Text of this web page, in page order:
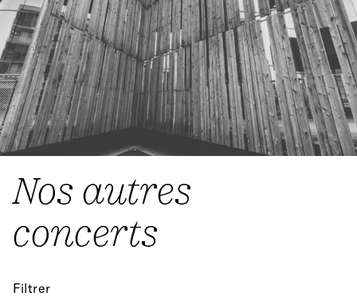
Nos autres
concerts
Filtrer